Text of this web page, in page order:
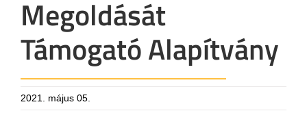
Megoldását
Támogató Alapítvány
2021. május 05.